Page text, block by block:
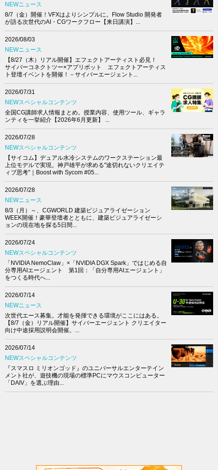
NEWニュース
8/7（金）開催！VFXはよりシンプルに。Flow Studio 開発者
が語る次世代のAI・CGワークフロー【来日講演】...
2026/08/03
NEWニュース
【8/27（木）リアル開催】エフェクトアーティスト必見！
サイバーコネクトツー×アプリボット エフェクトアーティス
ト登壇イベントを開催！－サイバーエージェント...
2026/07/31
NEWスペシャルコンテンツ
全国CG講師求人情報まとめ。授業内容、使用ツール、ギャラ
ンティを一挙紹介【2026年6月更新】 ...
2026/07/28
NEWスペシャルコンテンツ
【サイコム】デュアル水冷システムのワークステーション最
上位モデルで実現。神戸雄平が求める"途切れないクリエイテ
ィブ思考"｜Boost with Sycom #05...
2026/07/28
NEWニュース
8/3（月）～、CGWORLD 建築ビジュアライゼーション
WEEK開催！豪華登壇者とともに、建築ビジュアライゼーシ
ョンの現在地を探る5日間...
2026/07/24
NEWスペシャルコンテンツ
「NVIDIA NemoClaw」×「NVIDIA DGX Spark」ではじめる自
分専用AIエージェント 第1回：「自分専用AIエージェント」
をつくる時代へ...
2026/07/14
NEWニュース
次世代エース募集。才能を発揮できる環境がここにはある。
【8/7（金）リアル開催】サイバーエージェント クリエイター
向け中途採用説明会開催。...
2026/07/14
NEWスペシャルコンテンツ
『スマスロ ミリオンゴッド』のユニバーサルエンターテイン
メント社が、遊技機の現場の標準PCにマウスコンピューター
「DAIV」を選ぶ理由...